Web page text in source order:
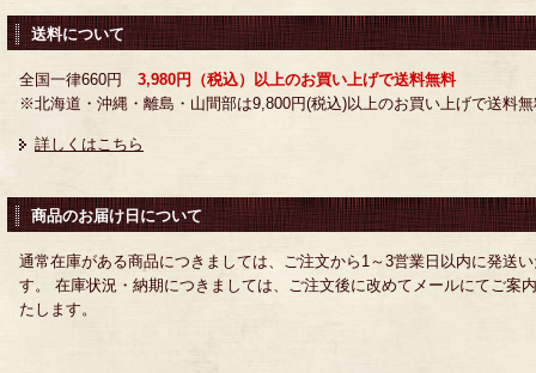
送料について
全国一律660円 3,980円（税込）以上のお買い上げで送料無料
※北海道・沖縄・離島・山間部は9,800円(税込)以上のお買い上げで送料
詳しくはこちら
商品のお届け日について
通常在庫がある商品につきましては、ご注文から1～3営業日以内に発送
す。 在庫状況・納期につきましては、ご注文後に改めてメールにてご案
たします。